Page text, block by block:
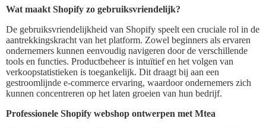
Wat maakt Shopify zo gebruiksvriendelijk?
De gebruiksvriendelijkheid van Shopify speelt een cruciale rol in de
aantrekkingskracht van het platform. Zowel beginners als ervaren
ondernemers kunnen eenvoudig navigeren door de verschillende
tools en functies. Productbeheer is intuïtief en het volgen van
verkoopstatistieken is toegankelijk. Dit draagt bij aan een
gestroomlijnde e-commerce ervaring, waardoor ondernemers zich
kunnen concentreren op het laten groeien van hun bedrijf.
Professionele Shopify webshop ontwerpen met Mtea